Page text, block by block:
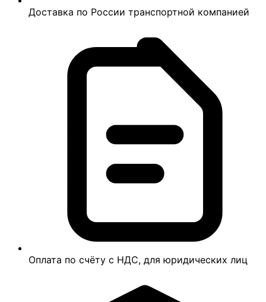
Доставка по России транспортной компанией
Оплата по счёту с НДС, для юридических лиц